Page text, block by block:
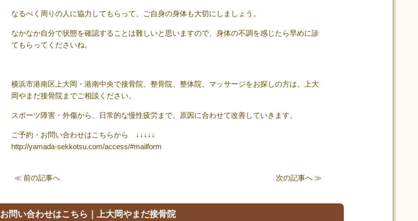
なるべく周りの人に協力してもらって、ご自身の身体も大切にしましょう。
なかなか自分で状態を確認することは難しいと思いますので、身体の不調を感じたら早めに診
てもらってくださいね。
横浜市港南区上大岡・港南中央で接骨院、整骨院、整体院、マッサージをお探しの方は、上大
岡やまだ接骨院までご相談ください。
スポーツ障害・外傷から、日常的な慢性疲労まで、原因に合わせて改善していきます。
ご予約・お問い合わせはこちらから ↓↓↓↓↓
http://yamada-sekkotsu.com/access/#mailform
≪ 前の記事へ 次の記事へ ≫
お問い合わせはこちら｜上大岡やまだ接骨院